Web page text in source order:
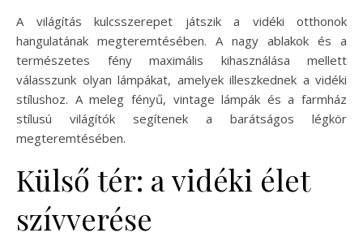
A világítás kulcsszerepet játszik a vidéki otthonok
hangulatának megteremtésében. A nagy ablakok és a
természetes fény maximális kihasználása mellett
válasszunk olyan lámpákat, amelyek illeszkednek a vidéki
stílushoz. A meleg fényű, vintage lámpák és a farmház
stílusú világítók segítenek a barátságos légkör
megteremtésében.
Külső tér: a vidéki élet
szívverése